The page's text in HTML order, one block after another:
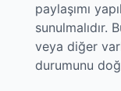
paylaşımı
sunulmalıdır.
veya diğer
durumunu